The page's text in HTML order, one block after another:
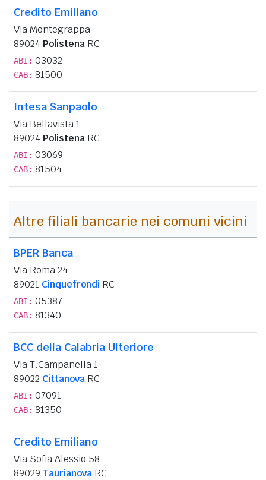
Credito Emiliano
Via Montegrappa
89024 Polistena RC
ABI: 03032
CAB: 81500
Intesa Sanpaolo
Via Bellavista 1
89024 Polistena RC
ABI: 03069
CAB: 81504
Altre filiali bancarie nei comuni vicini
BPER Banca
Via Roma 24
89021 Cinquefrondi RC
ABI: 05387
CAB: 81340
BCC della Calabria Ulteriore
Via T.Campanella 1
89022 Cittanova RC
ABI: 07091
CAB: 81350
Credito Emiliano
Via Sofia Alessio 58
89029 Taurianova RC